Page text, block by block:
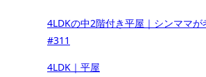
4LDKの中2階付き平屋｜シンママ
#311
4LDK｜平屋